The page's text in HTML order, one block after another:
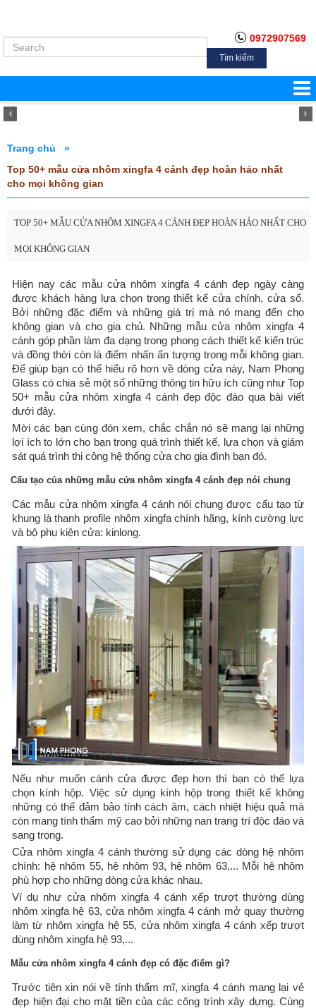
0972907569
Tìm kiếm
Trang chủ »
Top 50+ mẫu cửa nhôm xingfa 4 cánh đẹp hoàn hảo nhất
cho mọi không gian
TOP 50+ MẪU CỬA NHÔM XINGFA 4 CÁNH ĐẸP HOÀN HẢO NHẤT CHO
MỌI KHÔNG GIAN
Hiện nay các mẫu cửa nhôm xingfa 4 cánh đẹp ngày càng
được khách hàng lựa chọn trong thiết kế cửa chính, cửa sổ.
Bởi những đặc điểm và những giá trị mà nó mang đến cho
không gian và cho gia chủ. Những mẫu cửa nhôm xingfa 4
cánh góp phần làm đa dạng trong phong cách thiết kế kiến trúc
và đồng thời còn là điểm nhấn ấn tượng trong mỗi không gian.
Để giúp bạn có thể hiểu rõ hơn về dòng cửa này, Nam Phong
Glass có chia sẻ một số những thông tin hữu ích cũng như Top
50+ mẫu cửa nhôm xingfa 4 cánh đẹp độc đáo qua bài viết
dưới đây.
Mời các bạn cùng đón xem, chắc chắn nó sẽ mang lại những
lợi ích to lớn cho bạn trong quá trình thiết kế, lựa chọn và giám
sát quá trình thi công hệ thống cửa cho gia đình bạn đó.
Cấu tạo của những mẫu cửa nhôm xingfa 4 cánh đẹp nói chung
Các mẫu cửa nhôm xingfa 4 cánh nói chung được cấu tạo từ
khung là thanh profile nhôm xingfa chính hãng, kính cường lực
và bộ phụ kiện cửa: kinlong.
Nếu như muốn cánh cửa được đẹp hơn thì bạn có thể lựa
chọn kính hộp. Việc sử dụng kính hộp trong thiết kế không
những có thể đảm bảo tính cách âm, cách nhiệt hiệu quả mà
còn mang tính thẩm mỹ cao bởi những nan trang trí độc đáo và
sang trọng.
Cửa nhôm xingfa 4 cánh thường sử dụng các dòng hệ nhôm
chính: hệ nhôm 55, hệ nhôm 93, hệ nhôm 63,... Mỗi hệ nhôm
phù hợp cho những dòng cửa khác nhau.
Ví dụ như cửa nhôm xingfa 4 cánh xếp trượt thường dùng
nhôm xingfa hệ 63, cửa nhôm xingfa 4 cánh mở quay thường
làm từ nhôm xingfa hệ 55, cửa nhôm xingfa 4 cánh xếp trượt
dùng nhôm xingfa hệ 93,...
Mẫu cửa nhôm xingfa 4 cánh đẹp có đặc điểm gì?
Trước tiên xin nói về tính thẩm mĩ, xingfa 4 cánh mang lại vẻ
đẹp hiện đại cho mặt tiền của các công trình xây dựng. Cùng